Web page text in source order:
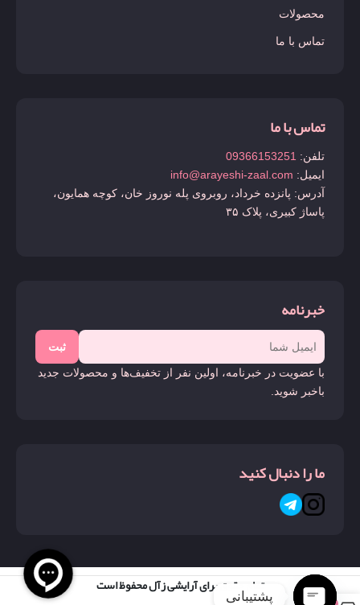
محصولات
تماس با ما
تماس با ما
تلفن: 09366153251
ایمیل: info@arayeshi-zaal.com
آدرس: پانزده خرداد، روبروی پله نوروز خان، کوچه همایون،
پاساژ کبیری، پلاک ۳۵
خبرنامه
ثبت
با عضویت در خبرنامه، اولین نفر از تخفیف‌ها و محصولات جدید
باخبر شوید.
ما را دنبال کنید
تمام حقوق برای آرایشی زآل محفوظ است
پشتیبانی